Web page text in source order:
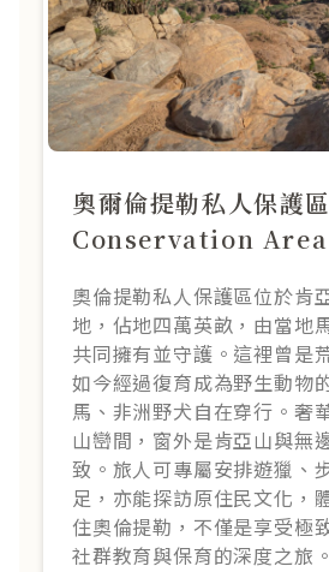
奧爾倫提勒私人保
Conservation Area
奧倫提勒私人保護區位於肯
地，佔地四萬英畝，由當地
共同擁有並守護。這裡曾是
如今經過復育成為野生動物
馬、非洲野犬自在穿行。奢
山巒間，窗外是肯亞山與無
致。旅人可專屬安排遊獵、
足，亦能探訪原住民文化，
住奧倫提勒，不僅是享受極
社群教育與保育的深度之旅。